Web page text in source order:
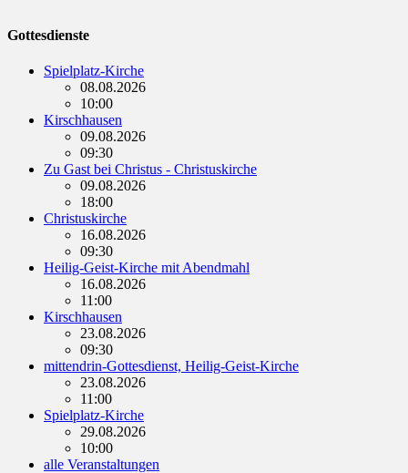
Gottesdienste
Spielplatz-Kirche
08.08.2026
10:00
Kirschhausen
09.08.2026
09:30
Zu Gast bei Christus - Christuskirche
09.08.2026
18:00
Christuskirche
16.08.2026
09:30
Heilig-Geist-Kirche mit Abendmahl
16.08.2026
11:00
Kirschhausen
23.08.2026
09:30
mittendrin-Gottesdienst, Heilig-Geist-Kirche
23.08.2026
11:00
Spielplatz-Kirche
29.08.2026
10:00
alle Veranstaltungen